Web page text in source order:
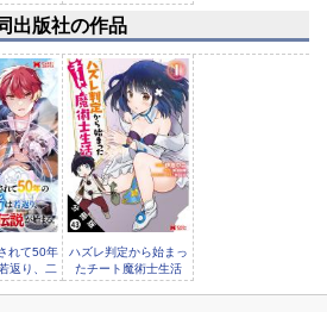
まま...
は、わがまま...
出版社の作品
れて50年
返り、二
伝説が始
ハズレ判定から始まっ
たチート魔術士生活
（コミック） 分冊版